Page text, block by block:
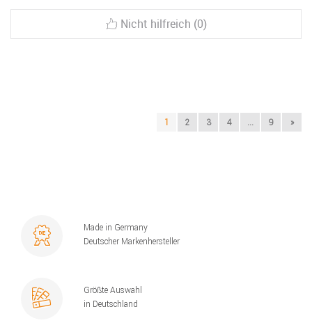
Nicht hilfreich (0)
1 2 3 4 ... 9 »
Made in Germany
Deutscher Markenhersteller
Größte Auswahl
in Deutschland